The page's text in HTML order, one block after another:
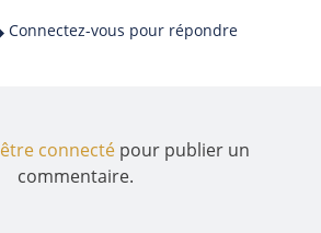
Connectez-vous pour répondre
être connectépour publier un
commentaire.